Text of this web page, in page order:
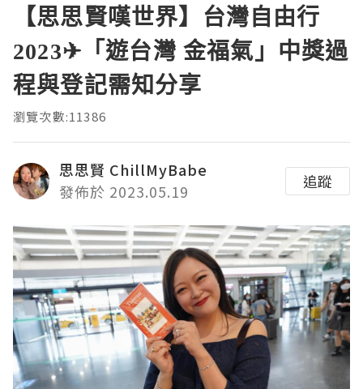
【思思賢嘆世界】台灣自由行
2023✈「遊台灣 金福氣」中獎過
程與登記需知分享
瀏覽次數:11386
思思賢 ChillMyBabe
發佈於 2023.05.19
追蹤